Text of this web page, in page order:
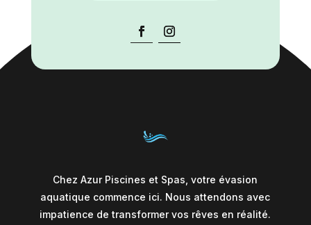
Chez Azur Piscines et Spas, votre évasion
aquatique commence ici. Nous attendons avec
impatience de transformer vos rêves en réalité.